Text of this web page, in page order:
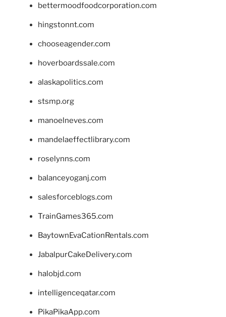
bettermoodfoodcorporation.com
hingstonnt.com
chooseagender.com
hoverboardssale.com
alaskapolitics.com
stsmp.org
manoelneves.com
mandelaeffectlibrary.com
roselynns.com
balanceyoganj.com
salesforceblogs.com
TrainGames365.com
BaytownEvaCationRentals.com
JabalpurCakeDelivery.com
halobjd.com
intelligenceqatar.com
PikaPikaApp.com